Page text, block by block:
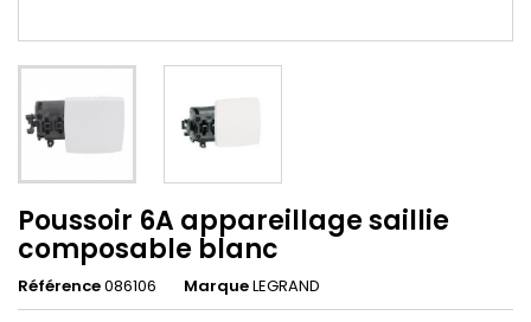
Poussoir 6A appareillage saillie
composable blanc
Référence086106 MarqueLEGRAND